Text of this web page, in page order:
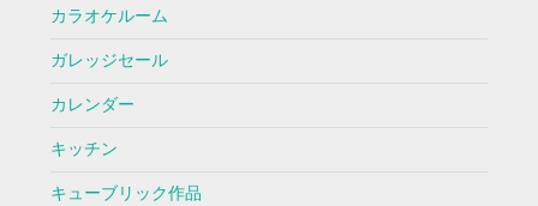
カラオケルーム
ガレッジセール
カレンダー
キッチン
キューブリック作品